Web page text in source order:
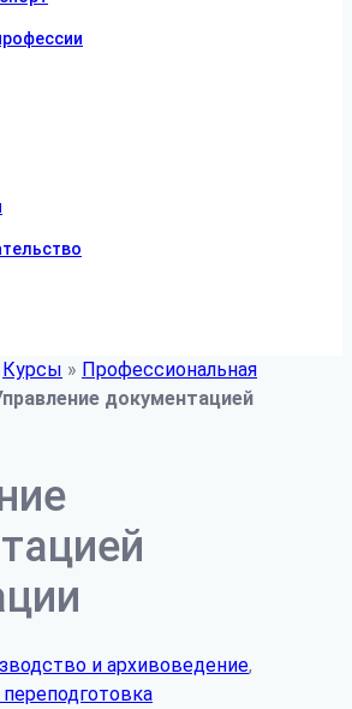
Курсы » Профессиональная
документацией
и архивоведение,